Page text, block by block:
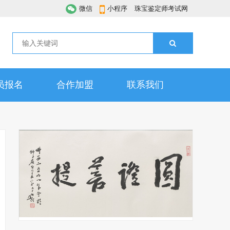
微信 小程序 珠宝鉴定师考试网
报名 合作加盟 联系我们